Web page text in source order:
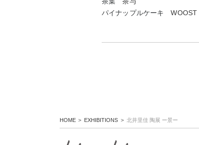
パイナップルケーキ
HOME EXHIBITIONS 北井里佳 陶展 ー景ー